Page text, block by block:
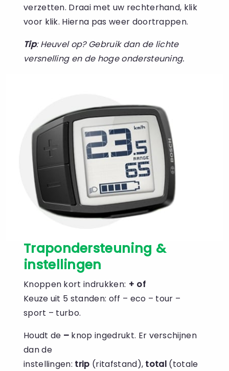
verzetten. Draai met uw rechterhand, klik
voor klik. Hierna pas weer doortrappen.
Tip: Heuvel op? Gebruik dan de lichte
versnelling en de hoge ondersteuning.
Trapondersteuning &
instellingen
Knoppen kort indrukken: + of
Keuze uit 5 standen: off – eco – tour –
sport – turbo.
Houdt de – knop ingedrukt. Er verschijnen
dan de
instellingen: trip (ritafstand), total (totale